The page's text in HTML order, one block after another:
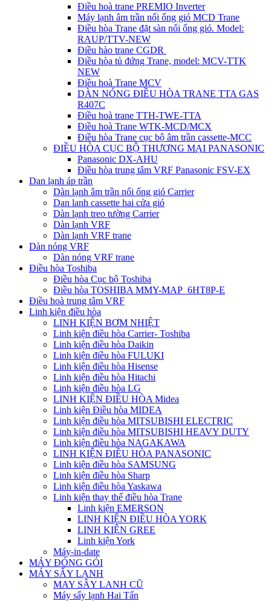
Điều hoà trane PREMIO Inverter
Máy lạnh âm trần nối ống gió MCD Trane
Điều hòa Trane đặt sàn nối ống gió. Model:
RAUP/TTV-NEW
Điều hào trane CGDR
Điều hòa tủ đứng Trane, model: MCV-TTK
NEW
Điều hoà Trane MCV
DÀN NÓNG ĐIỀU HÒA TRANE TTA GAS
R407C
Điều hoà trane TTH-TWE-TTA
Điều hoà Trane WTK-MCD/MCX
Điều hòa Trane cục bộ âm trần cassette-MCC
ĐIỀU HÒA CỤC BỘ THƯƠNG MẠI PANASONIC
Panasonic DX-AHU
Điều hòa trung tâm VRF Panasonic FSV-EX
Dan lạnh áp trần
Dàn lạnh âm trần nối ống gió Carrier
Dan lanh cassette hai cửa gió
Dàn lạnh treo tường Carrier
Dàn lạnh VRF
Dàn lạnh VRF trane
Dàn nóng VRF
Dàn nóng VRF trane
Điều hòa Toshiba
Điều hòa Cục bộ Toshiba
Điều hòa TOSHIBA MMY-MAP_6HT8P-E
Điều hoà trung tâm VRF
Linh kiện điều hòa
LINH KIỆN BƠM NHIỆT
Linh kiện điều hòa Carrier- Toshiba
Linh kiện điều hòa Daikin
Linh kiện điều hòa FULUKI
Linh kiện điều hòa Hisense
Linh kiện điều hòa Hitachi
Linh kiện điều hòa LG
LINH KIỆN ĐIỀU HÒA Midea
Linh kiện Điều hòa MIDEA
Linh kiện điều hòa MITSUBISHI ELECTRIC
Linh kiện điều hòa MITSUBISHI HEAVY DUTY
Linh kiện điều hòa NAGAKAWA
LINH KIỆN ĐIỀU HÒA PANASONIC
Linh kiện điều hòa SAMSUNG
Linh kiện điều hòa Sharp
Linh kiện điều hòa Yaskawa
Linh kiện thay thế điều hòa Trane
Linh kiện EMERSON
LINH KIỆN ĐIỀU HÒA YORK
LINH KIỆN GREE
Linh kiện York
Máy-in-date
MÁY ĐÓNG GÓI
MÁY SẤY LẠNH
MAY SÂY LANH CŨ
Máy sấy lạnh Hai Tấn